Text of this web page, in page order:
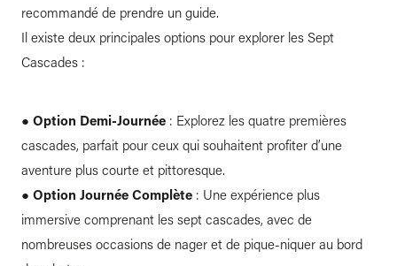
recommandé de prendre un guide.
Il existe deux principales options pour explorer les Sept
Cascades :
● Option Demi-Journée : Explorez les quatre premières
cascades, parfait pour ceux qui souhaitent profiter d’une
aventure plus courte et pittoresque.
● Option Journée Complète : Une expérience plus
immersive comprenant les sept cascades, avec de
nombreuses occasions de nager et de pique-niquer au bord